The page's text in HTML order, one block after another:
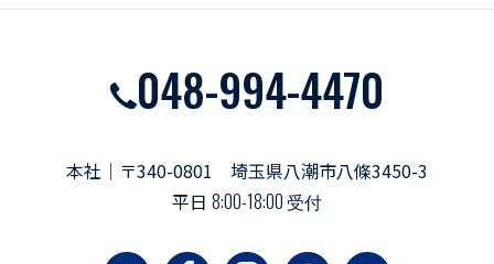
048-994-4470
本社｜〒340-0801 埼玉県八潮市八條3450-3
平日 8:00-18:00 受付